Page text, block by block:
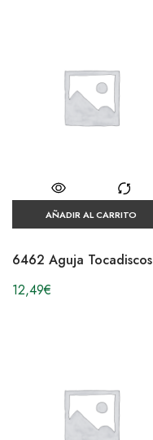
AÑADIR AL CARRITO
6462 Aguja Tocadiscos
12,49€